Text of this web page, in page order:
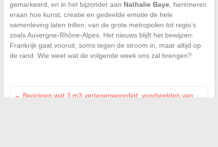
gemarkeerd, en in het bijzonder aan Nathalie Baye, herinneren
eraan hoe kunst, creatie en gedeelde emotie de hele
samenleving laten trillen, van de grote metropolen tot regio’s
zoals Auvergne-Rhône-Alpes. Het nieuws blijft het bewijzen:
Frankrijk gaat vooruit, soms tegen de stroom in, maar altijd op
de rand. Wie weet wat de volgende week ons zal brengen?
← Begrijpen wat 3 m3 vertegenwoordigt: voorbeelden van